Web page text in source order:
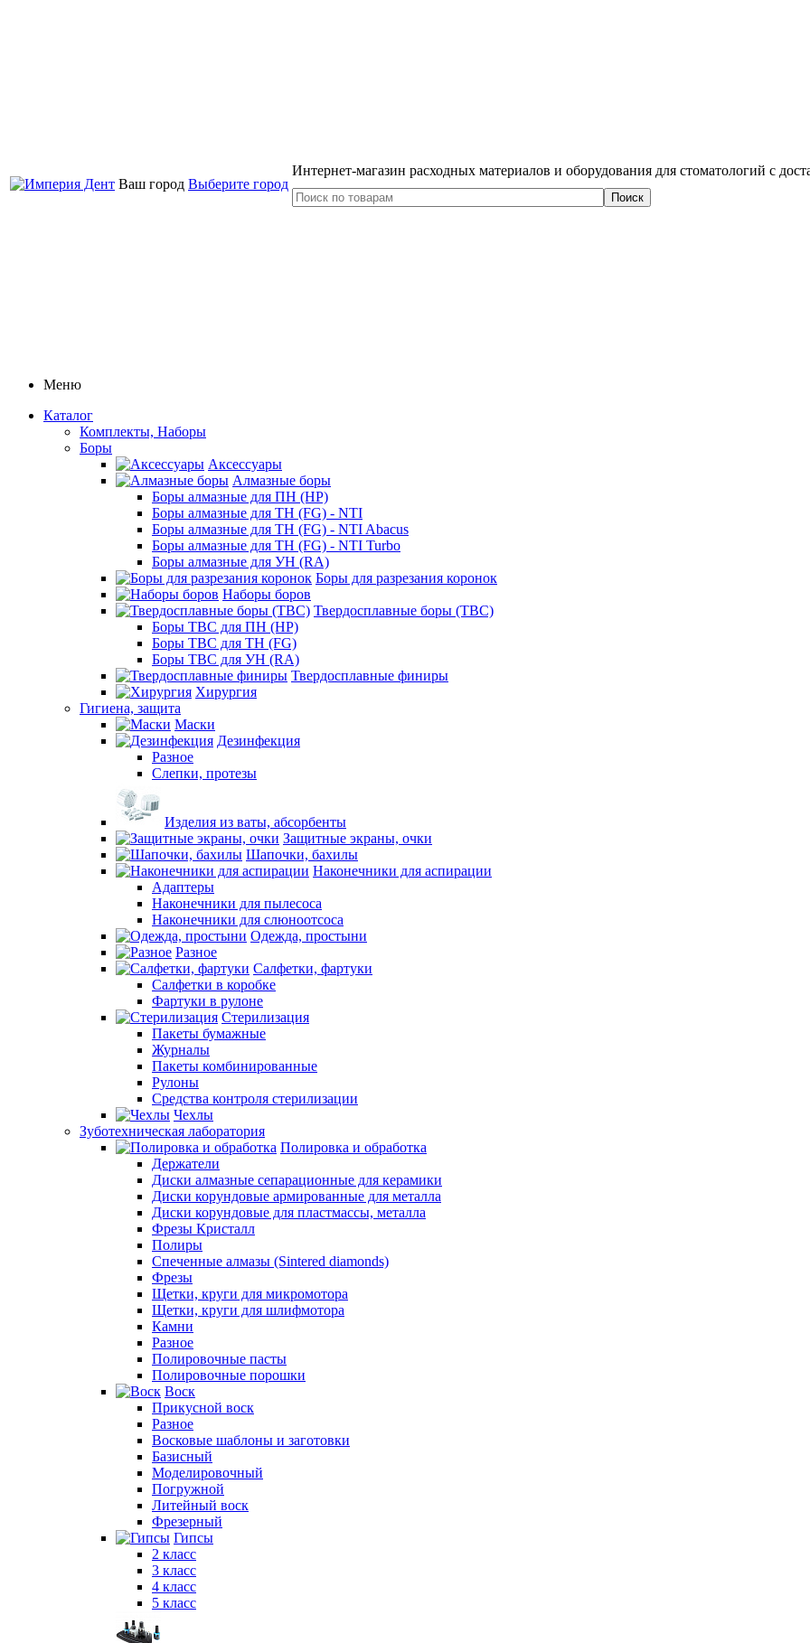
Ваш город Выберите город
Интернет-магазин расходных материалов и оборудования для стоматологий с
Меню
Каталог
Комплекты, Наборы
Боры
Аксессуары
Алмазные боры
Боры алмазные для ПН (HP)
Боры алмазные для ТН (FG) - NTI
Боры алмазные для ТН (FG) - NTI Abacus
Боры алмазные для ТН (FG) - NTI Turbo
Боры алмазные для УН (RA)
Боры для разрезания коронок
Наборы боров
Твердосплавные боры (ТВС)
Боры ТВС для ПН (HP)
Боры ТВС для ТН (FG)
Боры ТВС для УН (RA)
Твердосплавные финиры
Хирургия
Гигиена, защита
Маски
Дезинфекция
Разное
Слепки, протезы
Изделия из ваты, абсорбенты
Защитные экраны, очки
Шапочки, бахилы
Наконечники для аспирации
Адаптеры
Наконечники для пылесоса
Наконечники для слюноотсоса
Одежда, простыни
Разное
Салфетки, фартуки
Салфетки в коробке
Фартуки в рулоне
Стерилизация
Пакеты бумажные
Журналы
Пакеты комбинированные
Рулоны
Средства контроля стерилизации
Чехлы
Зуботехническая лаборатория
Полировка и обработка
Держатели
Диски алмазные сепарационные для керамики
Диски корундовые армированные для металла
Диски корундовые для пластмассы, металла
Фрезы Кристалл
Полиры
Спеченные алмазы (Sintered diamonds)
Фрезы
Щетки, круги для микромотора
Щетки, круги для шлифмотора
Камни
Разное
Полировочные пасты
Полировочные порошки
Воск
Прикусной воск
Разное
Восковые шаблоны и заготовки
Базисный
Моделировочный
Погружной
Литейный воск
Фрезерный
Гипсы
2 класс
3 класс
4 класс
5 класс